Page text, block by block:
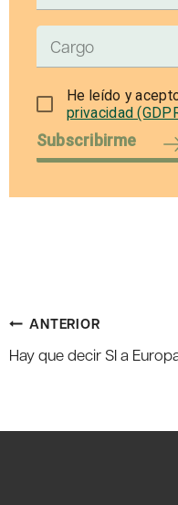
He leído y
privacidad
Subscribirme
Navegación
de
ANTERIOR
Hay que decir SI a